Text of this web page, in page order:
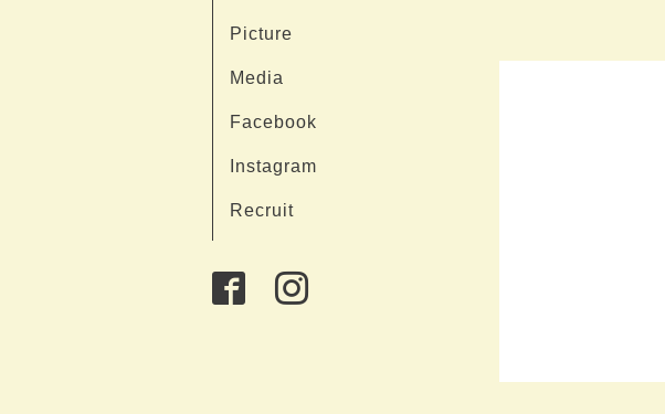
Picture
Media
Facebook
Instagram
Recruit